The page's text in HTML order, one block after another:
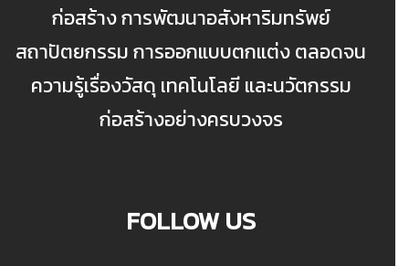
ก่อสร้าง การพัฒนาอสังหาริมทรัพย์
สถาปัตยกรรม การออกแบบตกแต่ง ตลอดจน
ความรู้เรื่องวัสดุ เทคโนโลยี และนวัตกรรม
ก่อสร้างอย่างครบวงจร
FOLLOW US